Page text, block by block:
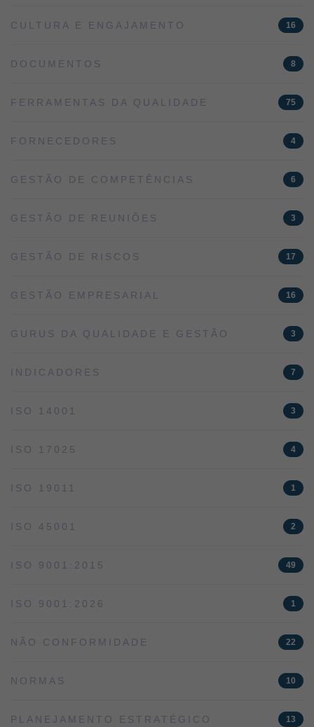
CULTURA E ENGAJAMENTO 16
DOCUMENTOS 8
FERRAMENTAS DA QUALIDADE 75
FORNECEDORES 4
GESTÃO DE COMPETÊNCIAS 6
GESTÃO DE REUNIÕES 3
GESTÃO DE RISCOS 17
GESTÃO EMPRESARIAL 16
GURUS DA QUALIDADE E GESTÃO 3
INDICADORES 7
ISO 14001 3
ISO 17025 4
ISO 19011 1
ISO 45001 2
ISO 9001:2015 49
ISO 9001:2026 1
NÃO CONFORMIDADE 22
NORMAS 10
PLANEJAMENTO ESTRATÉGICO 13